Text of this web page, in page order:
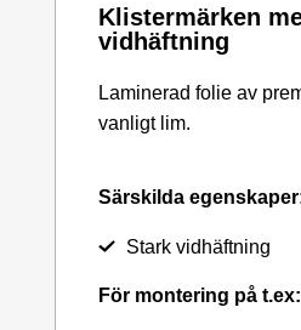
Klistermärken
vidhäftning
Laminerad folie av
vanligt lim.
Särskilda
Stark vidhäftning
För montering på t.ex: